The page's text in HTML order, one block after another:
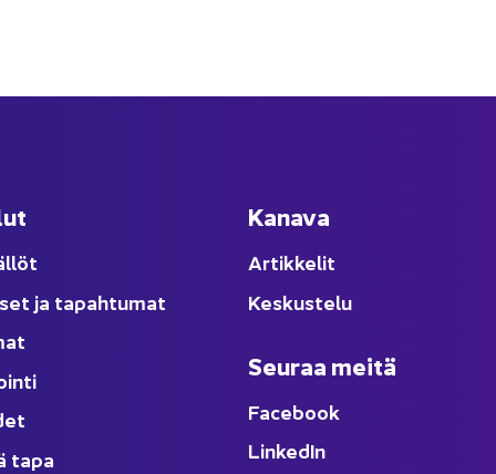
ja ta­pah­tu­mat
tapa
Ka­na­va
Ar­tik­ke­lit
Kes­kus­te­lu
Seu­raa meitä
Face­book
Lin­ke­dIn